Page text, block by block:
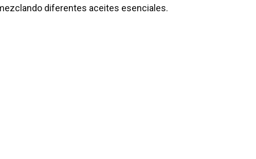
diferentes aceites esenciales.